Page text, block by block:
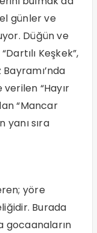
günler ve
Düğün ve
Keşkek”,
Bayramı’nda
“Hayır
“Mancar
yanı sıra
yöre
Burada
gocaanaların